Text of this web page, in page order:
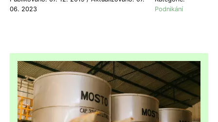
06. 2023
Podnikání